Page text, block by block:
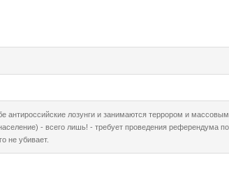
антироссийские лозунги и занимаются террором и
- всего лишь! - требует проведения референдума
не убивает.